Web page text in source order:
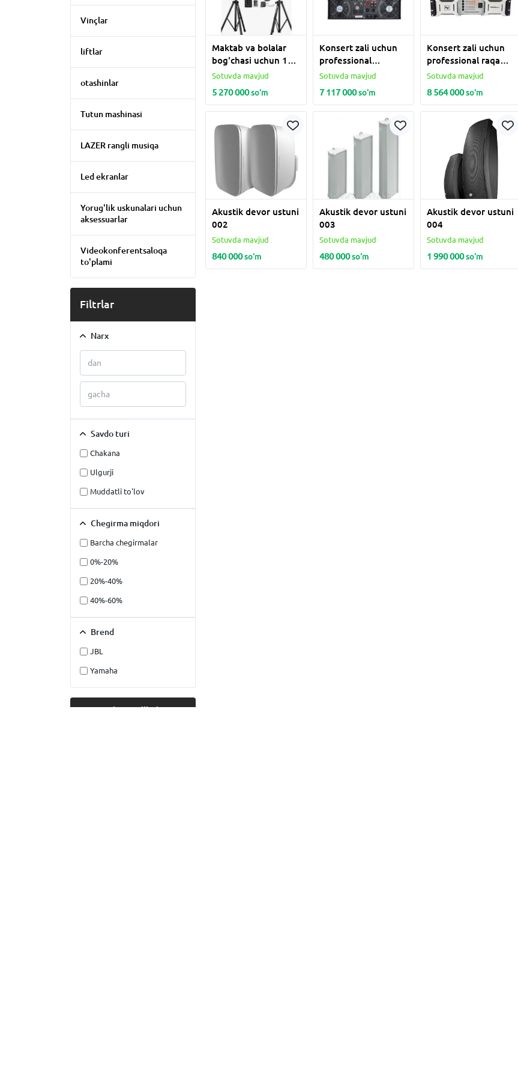
Vinçlar
liftlar
otashinlar
Tutun mashinasi
LAZER rangli musiqa
Led ekranlar
Yorug'lik uskunalari uchun
aksessuarlar
Videokonferentsaloqa
to'plami
Filtrlar
Narx
Savdo turi
Chakana
Ulgurji
Muddatli to'lov
Chegirma miqdori
Barcha chegirmalar
0%-20%
20%-40%
40%-60%
Brend
JBL
Yamaha
Filtrni qo'llash
Maktab va bolalar
bog'chasi uchun 12
dyuymli dinamiklarni
(kuchaytirgich, 2
boshqalarni o'z
ichiga oladi)
Sotuvda mavjud
5 270 000so'm
Konsert zali uchun
professional
kuchaytirgich, 4000
YAMAHAP9000S
Sotuvda mavjud
7 117 000so'm
Konsert zali uchun
professional raqamli
kuchaytirgich, 4 ta
kuchaytirgichi
Sotuvda mavjud
8 564 000so'm
Akustik devor ustuni
002
Sotuvda mavjud
840 000so'm
Akustik devor ustuni
003
Sotuvda mavjud
480 000so'm
Akustik devor ustuni
004
Sotuvda mavjud
1 990 000so'm